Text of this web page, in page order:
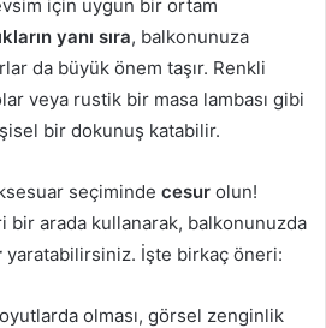
için uygun bir ortam
yanı sıra, balkonunuza
da büyük önem taşır. Renkli
veya rustik bir masa lambası gibi
bir dokunuş katabilir.
seçiminde cesur olun!
bir arada kullanarak, balkonunuzda
yaratabilirsiniz. İşte birkaç öneri:
olması, görsel zenginlik